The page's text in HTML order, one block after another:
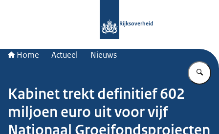
Rijksoverheid
Home Actueel Nieuws
Kabinet trekt definitief 602
miljoen euro uit voor vijf
Nationaal Groeifondsprojecten